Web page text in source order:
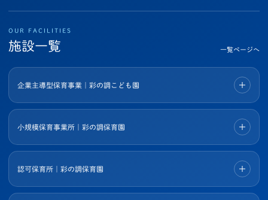
OUR FACILITIES
施設一覧 一覧ページへ
企業主導型保育事業｜彩の調こども園
小規模保育事業所｜彩の調保育園
認可保育所｜彩の調保育園